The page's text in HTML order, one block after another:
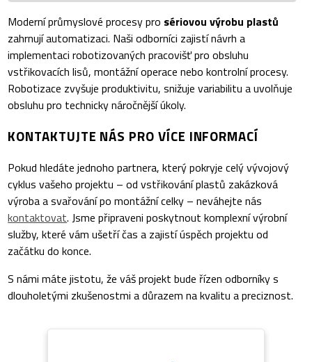
Moderní průmyslové procesy pro sériovou výrobu plastů
zahrnují automatizaci. Naši odborníci zajistí návrh a
implementaci robotizovaných pracovišť pro obsluhu
vstřikovacích lisů, montážní operace nebo kontrolní procesy.
Robotizace zvyšuje produktivitu, snižuje variabilitu a uvolňuje
obsluhu pro technicky náročnější úkoly.
KONTAKTUJTE NÁS PRO VÍCE INFORMACÍ
Pokud hledáte jednoho partnera, který pokryje celý vývojový
cyklus vašeho projektu – od vstřikování plastů zakázková
výroba a svařování po montážní celky – neváhejte nás
kontaktovat. Jsme připraveni poskytnout komplexní výrobní
služby, které vám ušetří čas a zajistí úspěch projektu od
začátku do konce.
S námi máte jistotu, že váš projekt bude řízen odborníky s
dlouholetými zkušenostmi a důrazem na kvalitu a preciznost.